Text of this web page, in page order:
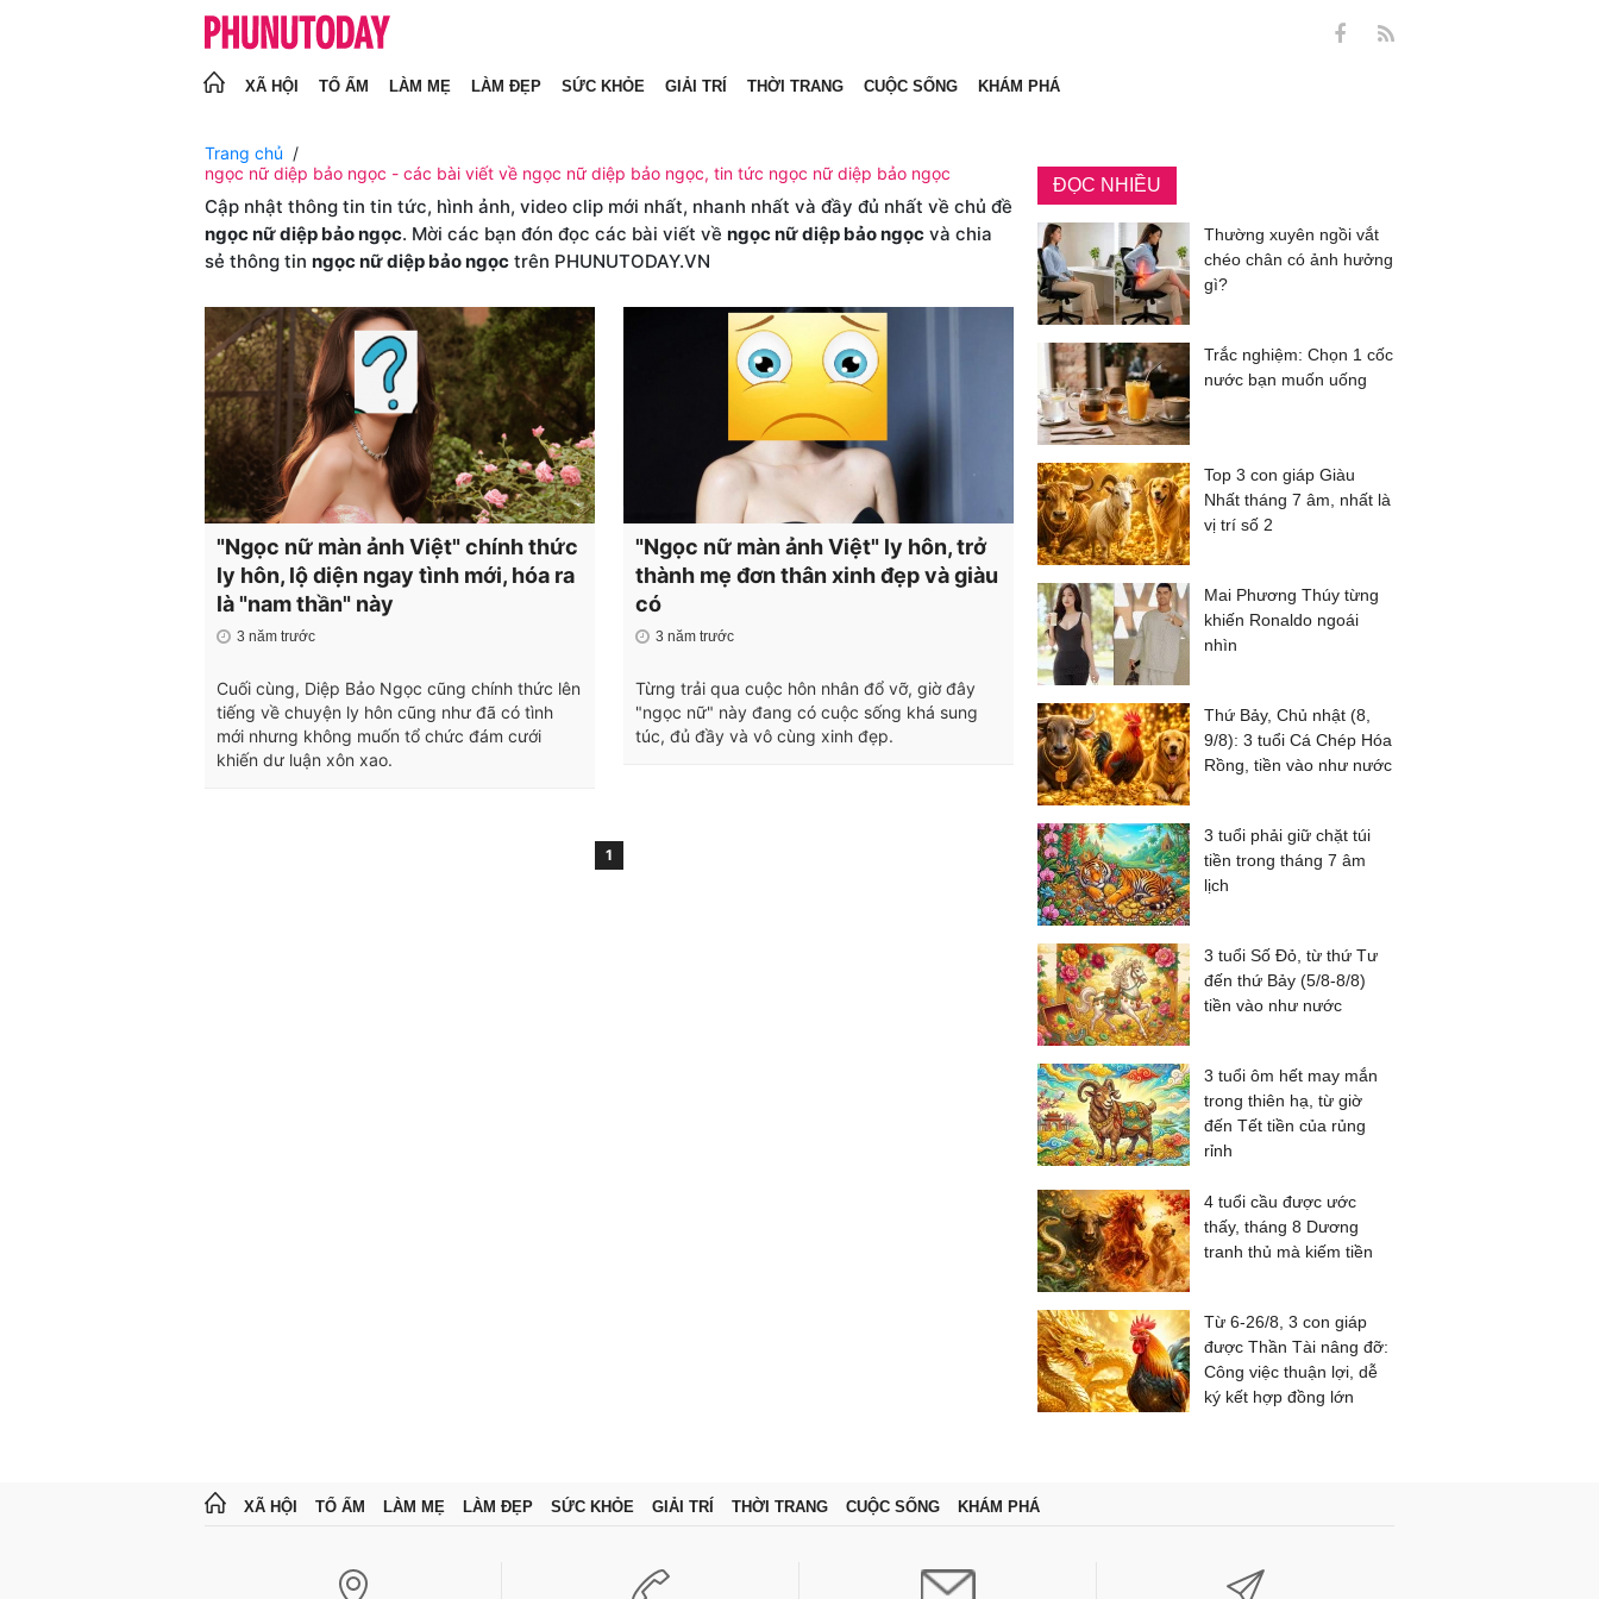
XÃ HỘI TỔ ẤM LÀM MẸ LÀM ĐẸP SỨC KHỎE GIẢI TRÍ THỜI TRANG CUỘC SỐNG KHÁM PHÁ
Trang chủ
ngọc nữ diệp bảo ngọc - các bài viết về ngọc nữ diệp bảo ngọc, tin tức ngọc nữ diệp bảo ngọc
Cập nhật thông tin tin tức, hình ảnh, video clip mới nhất, nhanh nhất và đầy đủ nhất về chủ đề
ngọc nữ diệp bảo ngọc. Mời các bạn đón đọc các bài viết về ngọc nữ diệp bảo ngọc và chia
sẻ thông tin ngọc nữ diệp bảo ngọc trên PHUNUTODAY.VN
"Ngọc nữ màn ảnh Việt" chính thức
ly hôn, lộ diện ngay tình mới, hóa ra
là "nam thần" này
3 năm trước
Cuối cùng, Diệp Bảo Ngọc cũng chính thức lên
tiếng về chuyện ly hôn cũng như đã có tình
mới nhưng không muốn tổ chức đám cưới
khiến dư luận xôn xao.
"Ngọc nữ màn ảnh Việt" ly hôn, trở
thành mẹ đơn thân xinh đẹp và giàu
có
3 năm trước
Từng trải qua cuộc hôn nhân đổ vỡ, giờ đây
"ngọc nữ" này đang có cuộc sống khá sung
túc, đủ đầy và vô cùng xinh đẹp.
1
ĐỌC NHIỀU
Thường xuyên ngồi vắt
chéo chân có ảnh hưởng
gì?
Trắc nghiệm: Chọn 1 cốc
nước bạn muốn uống
Top 3 con giáp Giàu
Nhất tháng 7 âm, nhất là
vị trí số 2
Mai Phương Thúy từng
khiến Ronaldo ngoái
nhìn
Thứ Bảy, Chủ nhật (8,
9/8): 3 tuổi Cá Chép Hóa
Rồng, tiền vào như nước
3 tuổi phải giữ chặt túi
tiền trong tháng 7 âm
lịch
3 tuổi Số Đỏ, từ thứ Tư
đến thứ Bảy (5/8-8/8)
tiền vào như nước
3 tuổi ôm hết may mắn
trong thiên hạ, từ giờ
đến Tết tiền của rủng
rỉnh
4 tuổi cầu được ước
thấy, tháng 8 Dương
tranh thủ mà kiếm tiền
Từ 6-26/8, 3 con giáp
được Thần Tài nâng đỡ:
Công việc thuận lợi, dễ
ký kết hợp đồng lớn
XÃ HỘI TỔ ẤM LÀM MẸ LÀM ĐẸP SỨC KHỎE GIẢI TRÍ THỜI TRANG CUỘC SỐNG KHÁM PHÁ